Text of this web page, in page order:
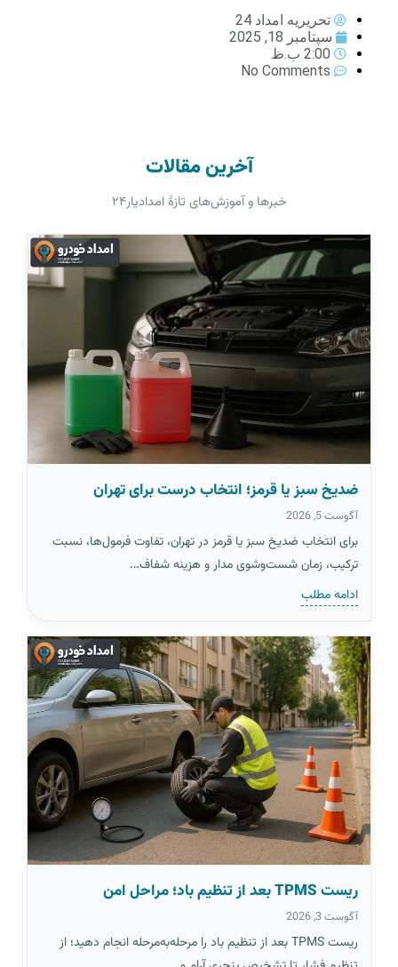
تحریریه امداد 24
سپتامبر 18, 2025
2:00 ب.ظ
No Comments
آخرین مقالات
خبرها و آموزش‌های تازهٔ امدادیار۲۴
ضدیخ سبز یا قرمز؛ انتخاب درست برای تهران
آگوست 5, 2026
برای انتخاب ضدیخ سبز یا قرمز در تهران، تفاوت فرمول‌ها، نسبت
ترکیب، زمان شست‌وشوی مدار و هزینه شفاف…
ادامه مطلب
ریست TPMS بعد از تنظیم باد؛ مراحل امن
آگوست 3, 2026
ریست TPMS بعد از تنظیم باد را مرحله‌به‌مرحله انجام دهید؛ از